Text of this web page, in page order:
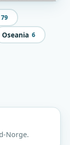
79
Oseania 6
Norge.